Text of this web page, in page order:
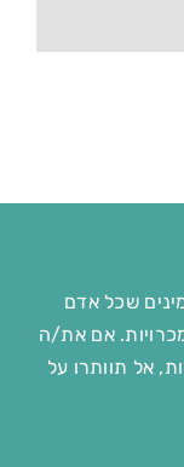
שכל אדם
אם את/ה
אל תוותרו על